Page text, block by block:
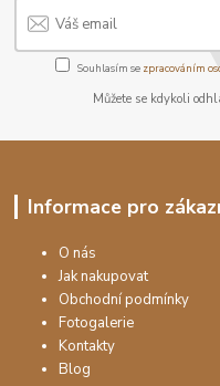
Souhlasím se zpracováním
Můžete se kdykoli
Informace pro
O nás
Jak nakupovat
Obchodní podmínky
Fotogalerie
Kontakty
Blog